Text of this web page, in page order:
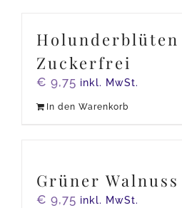
Zuckerfrei
€ 9,75 inkl. MwSt.
In den Warenkorb
Grüner
€ 9,75 inkl. MwSt.